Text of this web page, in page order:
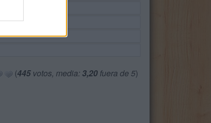
(445votos, media: 3,20 fuera de 5)